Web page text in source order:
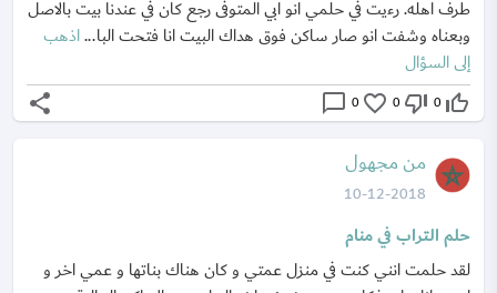
طرف اهله. رءيت في حلمي انو ابي المتوفى رجع كان في عندنا بيت بالاصل
وبعناه وشفت انو صار ساكن فوق هداك البيت انا فتحت البا...اذهب
إلى السؤال
thumb_up_off_alt
0
thumb_down_off_alt
0
favorite_border
0
chat_bubble_outline
share
من مجهول
10-12-2018
حلم التراب في منام
لقد حلمت انني كنت في منزل عمتي و كان هناك بناتها و عمي اخر و